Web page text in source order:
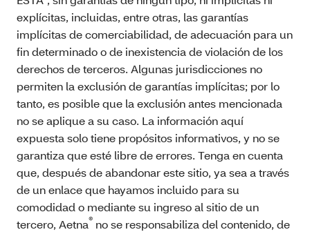
explícitas, incluidas, entre otras, las garantías
implícitas de comerciabilidad, de adecuación para un
fin determinado o de inexistencia de violación de los
derechos de terceros. Algunas jurisdicciones no
permiten la exclusión de garantías implícitas; por lo
tanto, es posible que la exclusión antes mencionada
no se aplique a su caso. La información aquí
expuesta solo tiene propósitos informativos, y no se
garantiza que esté libre de errores. Tenga en cuenta
que, después de abandonar este sitio, ya sea a través
de un enlace que hayamos incluido para su
comodidad o mediante su ingreso al sitio de un
tercero, Aetna® no se responsabiliza del contenido, de